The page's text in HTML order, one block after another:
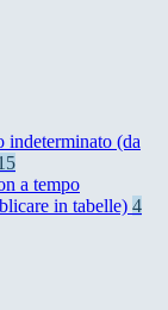
indeterminato (da
a tempo
in tabelle) 4